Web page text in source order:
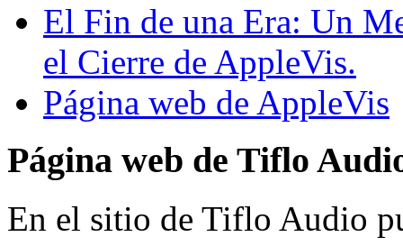
El Fin de una Era: Un
el Cierre de AppleVis.
Página web de AppleVis
Página web de Tiflo
En el sitio de Tiflo Audio